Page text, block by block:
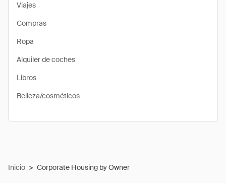
Viajes
Compras
Ropa
Alquiler de coches
Libros
Belleza/cosméticos
Inicio > Corporate Housing by Owner